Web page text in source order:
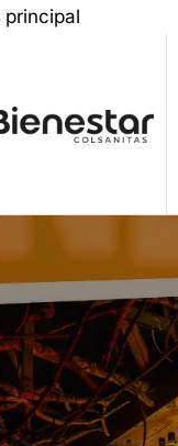
principal